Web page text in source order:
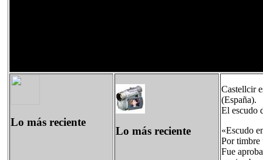
Lo más reciente
Lo más reciente
Castellcir
(España).
El escudo
«Escudo
Por timbre
Fue